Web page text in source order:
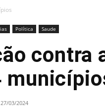
Política Saude
contra
27/03/2024